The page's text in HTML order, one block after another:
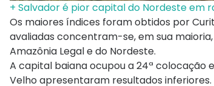
+ Salvador é pior capital do Nordeste em
Os maiores índices foram obtidos por
avaliadas concentram-se, em sua
Amazônia Legal e do Nordeste.
A capital baiana ocupou a 24ª colocação
Velho apresentaram resultados inferiores.